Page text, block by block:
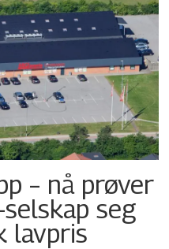
– nå prøver
seg
lavpris